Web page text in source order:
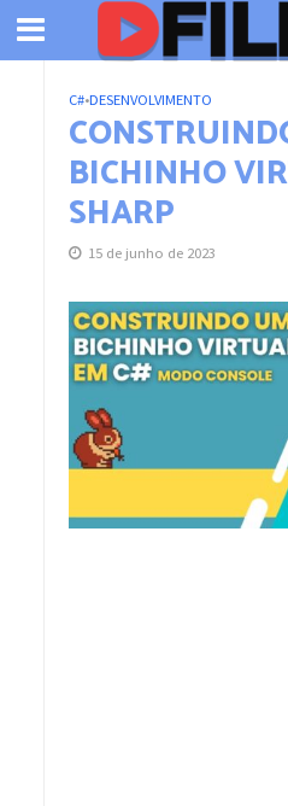
C#•DESENVOLVIMENTO
BICHINHO
SHARP
15 de junho de 2023